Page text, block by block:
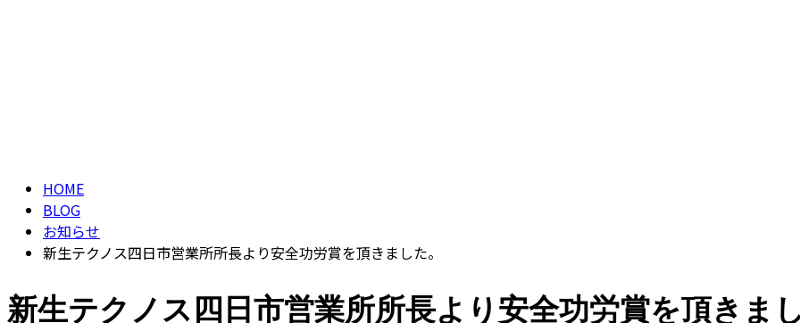
HOME
BLOG
お知らせ
新生テクノス四日市営業所所長より安全功労賞を頂きました。
新生テクノス四日市営業所所長より安全功労賞を頂きま